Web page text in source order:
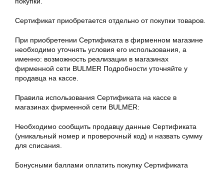
Сертификат приобретается отдельно от покупки товаров.
При приобретении Сертификата в фирменном магазине
необходимо уточнять условия его использования, а
именно: возможность реализации в магазинах
фирменной сети BULMER Подробности уточняйте у
продавца на кассе.
Правила использования Сертификата на кассе в
магазинах фирменной сети BULMER:
Необходимо сообщить продавцу данные Сертификата
(уникальный номер и проверочный код) и назвать сумму
для списания.
Бонусными баллами оплатить покупку Сертификата